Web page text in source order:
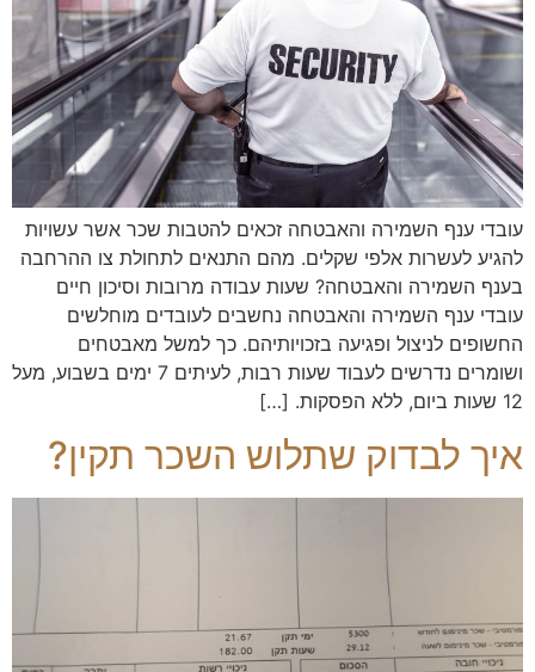
עובדי ענף השמירה והאבטחה זכאים להטבות שכר אשר עשויות
להגיע לעשרות אלפי שקלים. מהם התנאים לתחולת צו ההרחבה
בענף השמירה והאבטחה? שעות עבודה מרובות וסיכון חיים
עובדי ענף השמירה והאבטחה נחשבים לעובדים מוחלשים
החשופים לניצול ופגיעה בזכויותיהם. כך למשל מאבטחים
ושומרים נדרשים לעבוד שעות רבות, לעיתים 7 ימים בשבוע, מעל
12 שעות ביום, ללא הפסקות. […]
איך לבדוק שתלוש השכר תקין?